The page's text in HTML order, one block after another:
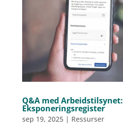
Q&A med Arbeidstilsynet:
Eksponeringsregister
sep 19, 2025| Ressurser